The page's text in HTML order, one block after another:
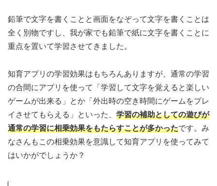
鉛筆で文字を書くことと画面をなぞって文字を書くことは
全く別物ですし、我が家でも鉛筆で紙に文字を書くことに
重点を置いて学習させてきました。
知育アプリの学習効果はもちろんありますが、通常の学習
の合間にアプリを使って「学習して文字を覚えると楽しい
ゲームが出来る」とか「外出時の空き時間にゲームをプレ
イさせてもらえる」といった、 学習の補助としての遊びが
通常の学習に相乗効果をもたらすことが多かったです。み
なさんもこの相乗効果を意識して知育アプリを使ってみて
はいかがでしょうか？